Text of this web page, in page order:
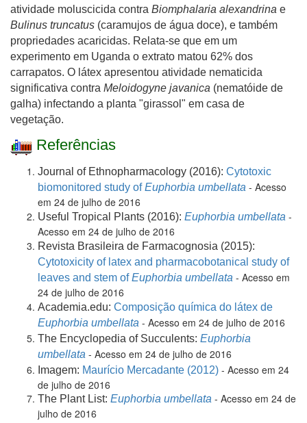
atividade moluscicida contra Biomphalaria alexandrina e
Bulinus truncatus (caramujos de água doce), e também
propriedades acaricidas. Relata-se que em um
experimento em Uganda o extrato matou 62% dos
carrapatos. O látex apresentou atividade nematicida
significativa contra Meloidogyne javanica (nematóide de
galha) infectando a planta "girassol" em casa de
vegetação.
Referências
Journal of Ethnopharmacology (2016): Cytotoxic
biomonitored study ofEuphorbia umbellata - Acesso
em 24 de julho de 2016
Useful Tropical Plants (2016): Euphorbia umbellata -
Acesso em 24 de julho de 2016
Revista Brasileira de Farmacognosia (2015):
Cytotoxicity of latex and pharmacobotanical study of
leaves and stem ofEuphorbia umbellata - Acesso em
24 de julho de 2016
Academia.edu: Composição química do látex de
Euphorbia umbellata - Acesso em 24 de julho de 2016
The Encyclopedia of Succulents: Euphorbia
umbellata - Acesso em 24 de julho de 2016
Imagem: Maurício Mercadante (2012) - Acesso em 24
de julho de 2016
The Plant List: Euphorbia umbellata - Acesso em 24 de
julho de 2016